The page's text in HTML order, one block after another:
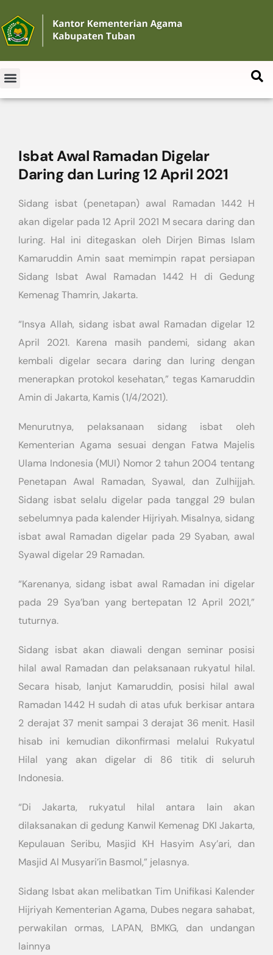
Isbat Awal Ramadan Digelar
Daring dan Luring 12 April 2021
Sidang isbat (penetapan) awal Ramadan 1442 H
akan digelar pada 12 April 2021 M secara daring dan
luring. Hal ini ditegaskan oleh Dirjen Bimas Islam
Kamaruddin Amin saat memimpin rapat persiapan
Sidang Isbat Awal Ramadan 1442 H di Gedung
Kemenag Thamrin, Jakarta.
“Insya Allah, sidang isbat awal Ramadan digelar 12
April 2021. Karena masih pandemi, sidang akan
kembali digelar secara daring dan luring dengan
menerapkan protokol kesehatan,” tegas Kamaruddin
Amin di Jakarta, Kamis (1/4/2021).
Menurutnya, pelaksanaan sidang isbat oleh
Kementerian Agama sesuai dengan Fatwa Majelis
Ulama Indonesia (MUI) Nomor 2 tahun 2004 tentang
Penetapan Awal Ramadan, Syawal, dan Zulhijjah.
Sidang isbat selalu digelar pada tanggal 29 bulan
sebelumnya pada kalender Hijriyah. Misalnya, sidang
isbat awal Ramadan digelar pada 29 Syaban, awal
Syawal digelar 29 Ramadan.
“Karenanya, sidang isbat awal Ramadan ini digelar
pada 29 Sya’ban yang bertepatan 12 April 2021,”
tuturnya.
Sidang isbat akan diawali dengan seminar posisi
hilal awal Ramadan dan pelaksanaan rukyatul hilal.
Secara hisab, lanjut Kamaruddin, posisi hilal awal
Ramadan 1442 H sudah di atas ufuk berkisar antara
2 derajat 37 menit sampai 3 derajat 36 menit. Hasil
hisab ini kemudian dikonfirmasi melalui Rukyatul
Hilal yang akan digelar di 86 titik di seluruh
Indonesia.
“Di Jakarta, rukyatul hilal antara lain akan
dilaksanakan di gedung Kanwil Kemenag DKI Jakarta,
Kepulauan Seribu, Masjid KH Hasyim Asy’ari, dan
Masjid Al Musyari’in Basmol,” jelasnya.
Sidang Isbat akan melibatkan Tim Unifikasi Kalender
Hijriyah Kementerian Agama, Dubes negara sahabat,
perwakilan ormas, LAPAN, BMKG, dan undangan
lainnya